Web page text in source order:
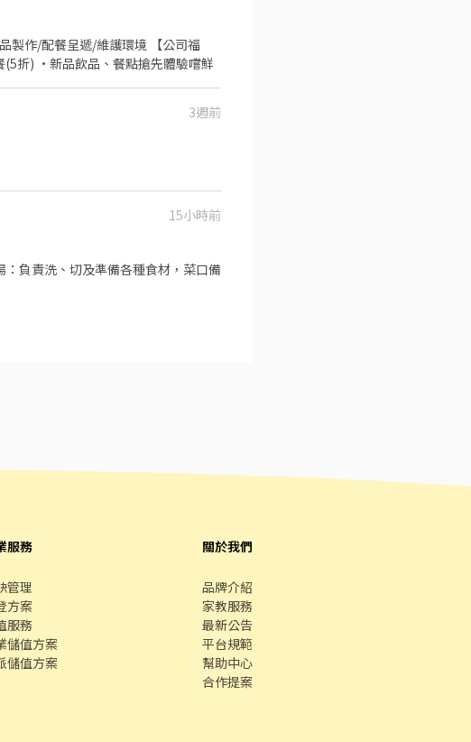
製作/配餐呈遞/維護環境 【公司福
折) ·新品飲品、餐點搶先體驗嚐鮮
3週前
15小時前
負責洗、切及準備各種食材，菜口備
服務
管理
方案
服務
儲值方案
儲值方案
關於我們
品牌介紹
家教服務
最新公告
平台規範
幫助中心
合作提案